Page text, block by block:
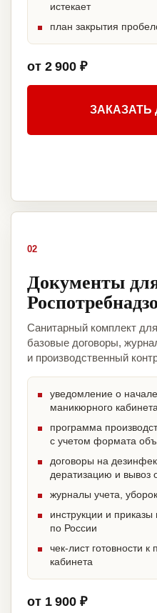
истекает
план закрытия
от 2 900 ₽
ЗАКАЗАТЬ
02
Документы
Санитарный комплект
базовые договоры,
и производственный
уведомление о
маникюрного кабинета
программа
с учетом формата
договоры на
дератизацию и вывоз
журналы учета,
инструкции и
по России
чек-лист готовности
кабинета
от 1 900 ₽